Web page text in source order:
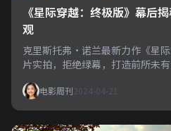
《星际穿越：终极版》幕后
观
克里斯托弗·诺兰最新力作《星
片实拍，拒绝绿幕，打造前所未有
电影周刊2024-04-21